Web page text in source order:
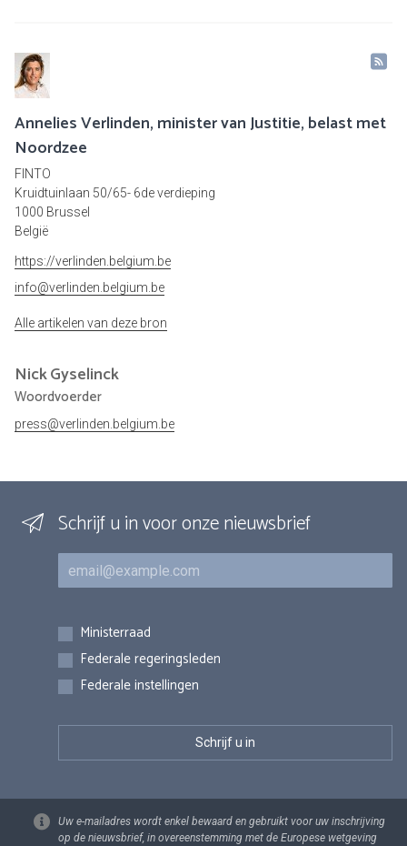
Annelies Verlinden, minister van Justitie, belast met
Noordzee
FINTO
Kruidtuinlaan 50/65- 6de verdieping
1000 Brussel
België
https://verlinden.belgium.be
info@verlinden.belgium.be
Alle artikelen van deze bron
NickGyselinck
Woordvoerder
press@verlinden.belgium.be
Schrijf u in voor onze nieuwsbrief
E-mail
Inschrijvingen
Ministerraad
Federale regeringsleden
Federale instellingen
Uw e-mailadres wordt enkel bewaard en gebruikt voor uw inschrijving
op de nieuwsbrief, in overeenstemming met de Europese wetgeving